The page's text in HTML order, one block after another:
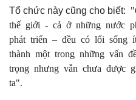
Tổ chức này cũng cho biết:
thế giới - cả ở những nước
phát triển – đều có lối sống
thành một trong những vấn
trọng nhưng vẫn chưa được
ta".